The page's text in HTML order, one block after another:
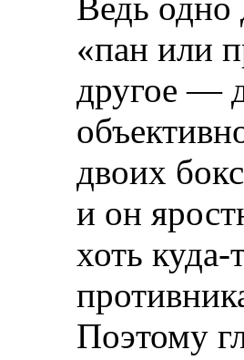
Ведь одно
«пан или
другое —
двоих
и он
хоть
Поэтому